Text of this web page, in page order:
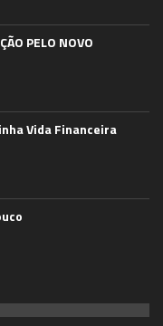
PELO NOVO
Vida Financeira